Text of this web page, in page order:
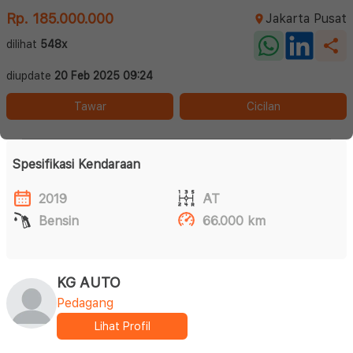
Rp. 185.000.000
Jakarta Pusat
dilihat 548x
diupdate 20 Feb 2025 09:24
Tawar Cicilan
Spesifikasi Kendaraan
2019
AT
Bensin
66.000 km
KG AUTO
Pedagang
Lihat Profil